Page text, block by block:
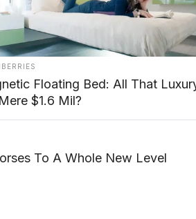
Maextro V800: MPV
Mewah EREV 531 HP
Toyota Alphard
Floating Bed: All That
$1.6 Mil?
To A Whole New Level